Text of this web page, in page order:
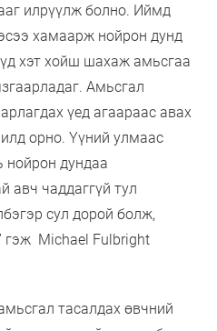
илрүүлж болно. Иймд
хамаарж нойрон дунд
хэт хойш шахаж амьсгаа
Амьсгал
үед агаараас авах
орно. Үүний улмаас
нойрон дундаа
авч чаддаггүй тул
сул дорой болж,
гэж Michael Fulbright
тасалдах өвчний